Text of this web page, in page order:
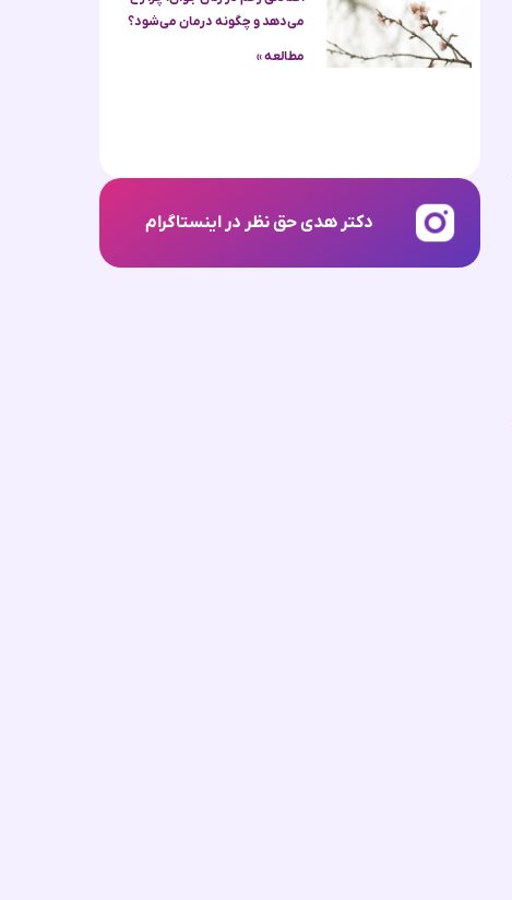
می‌دهد و چگونه درمان می‌شود؟
مطالعه »
دکتر هدی حق نظر در اینستاگرام